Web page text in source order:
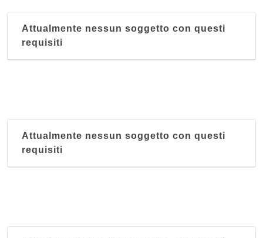
Attualmente nessun soggetto con questi
requisiti
Attualmente nessun soggetto con questi
requisiti